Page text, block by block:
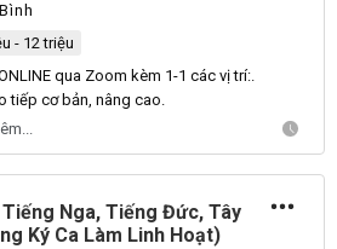
- 12 triệu
qua Zoom kèm 1-1 các vị trí:.
tiếp cơ bản, nâng cao.
Nga, Tiếng Đức, Tây
Ký Ca Làm Linh Hoạt)